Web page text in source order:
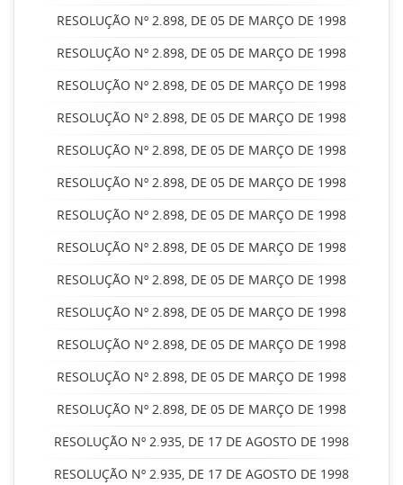
RESOLUÇÃO Nº 2.898, DE 05 DE MARÇO DE 1998
RESOLUÇÃO Nº 2.898, DE 05 DE MARÇO DE 1998
RESOLUÇÃO Nº 2.898, DE 05 DE MARÇO DE 1998
RESOLUÇÃO Nº 2.898, DE 05 DE MARÇO DE 1998
RESOLUÇÃO Nº 2.898, DE 05 DE MARÇO DE 1998
RESOLUÇÃO Nº 2.898, DE 05 DE MARÇO DE 1998
RESOLUÇÃO Nº 2.898, DE 05 DE MARÇO DE 1998
RESOLUÇÃO Nº 2.898, DE 05 DE MARÇO DE 1998
RESOLUÇÃO Nº 2.898, DE 05 DE MARÇO DE 1998
RESOLUÇÃO Nº 2.898, DE 05 DE MARÇO DE 1998
RESOLUÇÃO Nº 2.898, DE 05 DE MARÇO DE 1998
RESOLUÇÃO Nº 2.898, DE 05 DE MARÇO DE 1998
RESOLUÇÃO Nº 2.898, DE 05 DE MARÇO DE 1998
RESOLUÇÃO Nº 2.935, DE 17 DE AGOSTO DE 1998
RESOLUÇÃO Nº 2.935, DE 17 DE AGOSTO DE 1998